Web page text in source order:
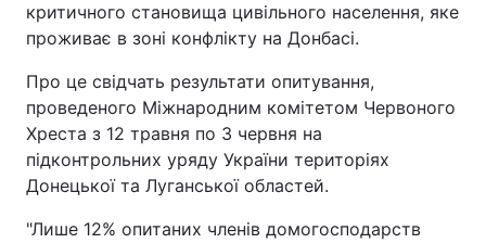
Україна Політика
Економіка Світ
Спорт Наука
Техно і зв'язок Лайт
Зброя Інциденти
критичного становища цивільного населення, яке
проживає в зоні конфлікту на Донбасі.
Про це свідчать результати опитування,
проведеного Міжнародним комітетом Червоного
Хреста з 12 травня по 3 червня на
підконтрольних уряду України територіях
Донецької та Луганської областей.
"Лише 12% опитаних членів домогосподарств